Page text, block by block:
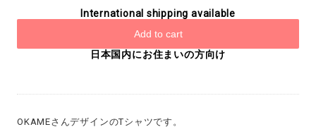
International shipping available
Add to cart
日本国内にお住まいの方向け
OKAMEさんデザインのTシャツです。